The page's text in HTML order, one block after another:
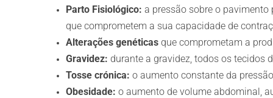
Parto Fisiológico: a pressão sobre o pavimento
que comprometem a sua capacidade de
Alterações genéticasque comprometam a
Gravidez: durante a gravidez, todos os tecidos
Tosse crónica: o aumento constante da
Obesidade: o aumento de volume abdominal,